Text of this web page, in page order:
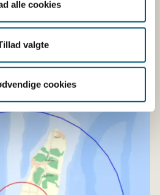
alle cookies
valgte
cookies
Fødevarestyrelsens
34.​